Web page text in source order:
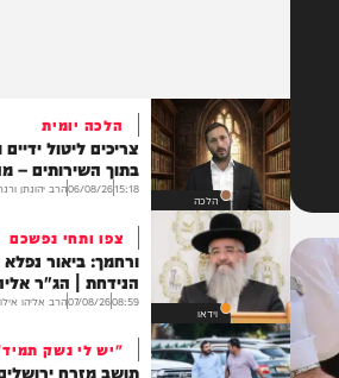
הלכה
הלכה יומית
צריכים ליטול ידיים
בתוך השירותים – מה
06/08/26הרב יהונתן ורנר
וידאו
צפו ותחי נפשכם
ורחמך: ביאור נפלא
הנידחת | הג"ר אליהו
08:59
07/08/26הרב אליהו אילוז